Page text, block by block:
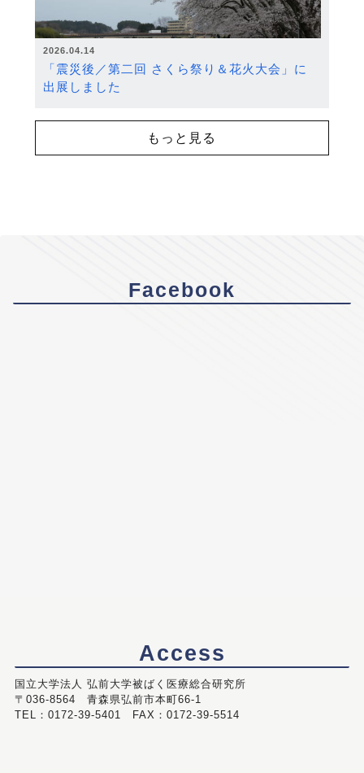
2026.04.14
「震災後／第二回 さくら祭り＆花火大会」に
出展しました
もっと見る
Facebook
Access
国立大学法人 弘前大学被ばく医療総合研究所
〒036-8564 青森県弘前市本町66-1
TEL：0172-39-5401 FAX：0172-39-5514